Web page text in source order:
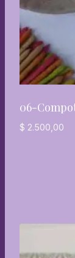
06-
$ 2.500,00